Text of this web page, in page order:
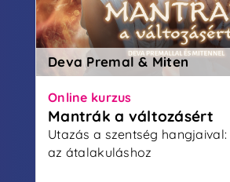
Deva Premal & Miten
Online kurzus
Mantrák a változásért
Utazás a szentség hangjaival:
az átalakuláshoz